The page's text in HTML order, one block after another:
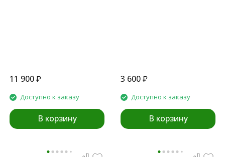
11 900₽
Доступно к заказу
В корзину
3 600₽
Доступно к заказу
В корзину